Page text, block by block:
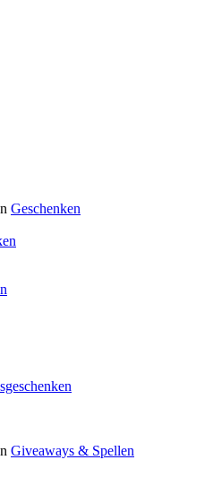
Geschenken
Giveaways & Spellen